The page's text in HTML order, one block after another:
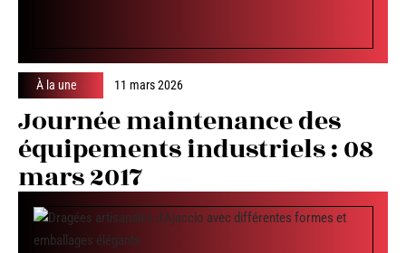
À la une 11 mars 2026
Journée maintenance des
équipements industriels : 08
mars 2017